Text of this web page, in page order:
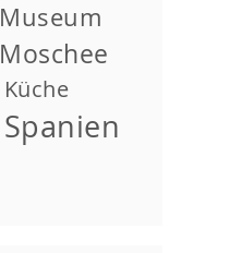
Museum
Moschee
Küche
Spanien